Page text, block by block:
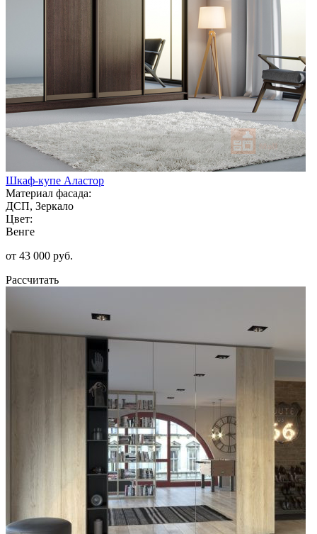
Шкаф-купе Аластор
Материал фасада:
ДСП, Зеркало
Цвет:
Венге
от 43 000 руб.
Рассчитать